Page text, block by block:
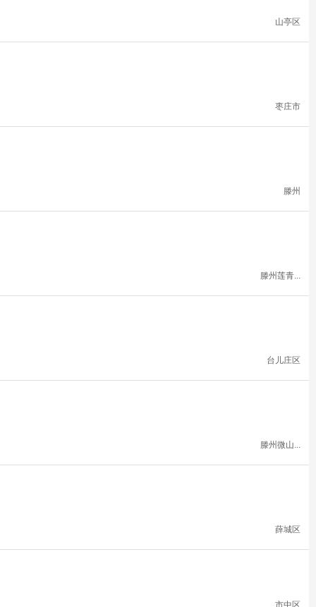
山亭区
枣庄市
滕州
滕州莲青...
台儿庄区
滕州微山...
薛城区
市中区